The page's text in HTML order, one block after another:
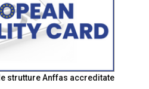
strutture Anffas accreditate